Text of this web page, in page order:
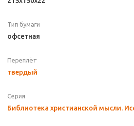
Тип бумаги
офсетная
Переплёт
твердый
Серия
Библиотека христианской мысли.